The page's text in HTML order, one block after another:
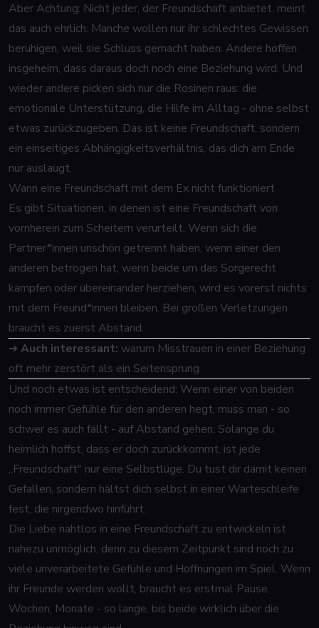
Aber Achtung: Nicht jeder, der Freundschaft anbietet, meint
das auch ehrlich. Manche wollen nur ihr schlechtes Gewissen
beruhigen, weil sie Schluss gemacht haben. Andere hoffen
insgeheim, dass daraus doch noch eine Beziehung wird. Und
wieder andere picken sich nur die Rosinen raus: die
emotionale Unterstützung, die Hilfe im Alltag - ohne selbst
etwas zurückzugeben. Das ist keine Freundschaft, sondern
ein einseitiges Abhängigkeitsverhältnis, das dich am Ende
nur auslaugt.
Wann eine Freundschaft mit dem Ex nicht funktioniert
Es gibt Situationen, in denen ist eine Freundschaft von
vornherein zum Scheitern verurteilt. Wenn sich die
Partner*innen unschön getrennt haben, wenn einer den
anderen betrogen hat, wenn beide um das Sorgerecht
kämpfen oder übereinander herziehen, wird es vorerst nichts
mit dem Freund*innen bleiben. Bei großen Verletzungen
braucht es zuerst Abstand.
➜ Auch interessant: warum Misstrauen in einer Beziehung
oft mehr zerstört als ein Seitensprung
Und noch etwas ist entscheidend: Wenn einer von beiden
noch immer Gefühle für den anderen hegt, muss man - so
schwer es auch fällt - auf Abstand gehen. Solange du
heimlich hoffst, dass er doch zurückkommt, ist jede
„Freundschaft" nur eine Selbstlüge. Du tust dir damit keinen
Gefallen, sondern hältst dich selbst in einer Warteschleife
fest, die nirgendwo hinführt.
Die Liebe nahtlos in eine Freundschaft zu entwickeln ist
nahezu unmöglich, denn zu diesem Zeitpunkt sind noch zu
viele unverarbeitete Gefühle und Hoffnungen im Spiel. Wenn
ihr Freunde werden wollt, braucht es erstmal Pause.
Wochen, Monate - so lange, bis beide wirklich über die